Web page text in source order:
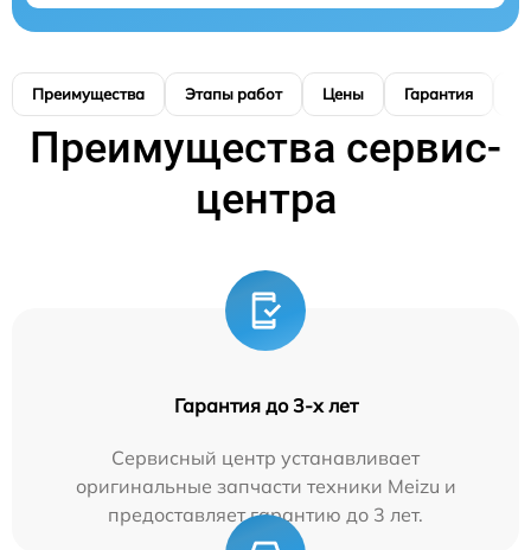
Преимущества Этапы работ Цены Гарантия
Преимущества сервис-
центра
Гарантия до 3-х лет
Сервисный центр устанавливает
оригинальные запчасти техники Meizu и
предоставляет гарантию до 3 лет.